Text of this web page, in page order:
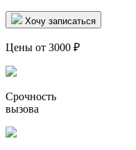
Хочу записаться
Цены от 3000 ₽
Срочность
вызова